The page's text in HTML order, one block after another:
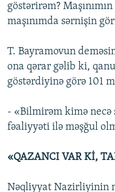
göstərirəm?
maşınımda sərnişin
T. Bayramovun
ona qərar gəlib ki,
göstərdiyinə görə 101
- «Bilmirəm kimə
fəaliyyəti ilə məşğul
«QAZANCI VAR Kİ,
Nəqliyyat Nazirliyinin